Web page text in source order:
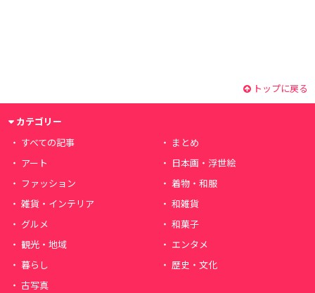
トップに戻る
カテゴリー
すべての記事
まとめ
アート
日本画・浮世絵
ファッション
着物・和服
雑貨・インテリア
和雑貨
グルメ
和菓子
観光・地域
エンタメ
暮らし
歴史・文化
古写真